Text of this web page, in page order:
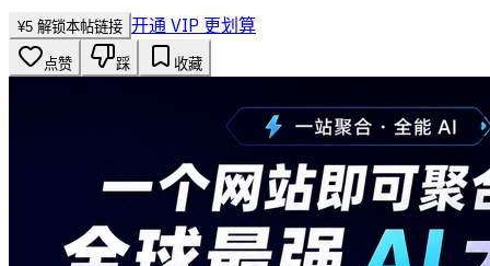
¥5 解锁本帖链接 开通 VIP 更划算
点赞 踩 收藏